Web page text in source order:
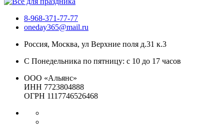
8-968-371-77-77
oneday365@mail.ru
Россия, Москва, ул Верхние поля д.31 к.3
С Понедельника по пятницу: с 10 до 17 часов
ООО «Альянс»
ИНН 7723804888
ОГРН 1117746526468